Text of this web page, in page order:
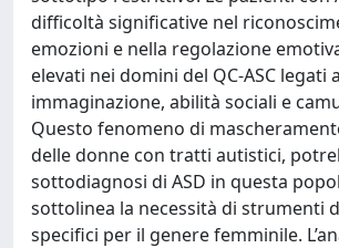
difficoltà significative nel
emozioni e nella regolazione
elevati nei domini del QC-ASC legati a
immaginazione, abilità sociali e
Questo fenomeno di
delle donne con tratti autistici,
sottodiagnosi di ASD in questa
sottolinea la necessità di strumenti
specifici per il genere femminile.